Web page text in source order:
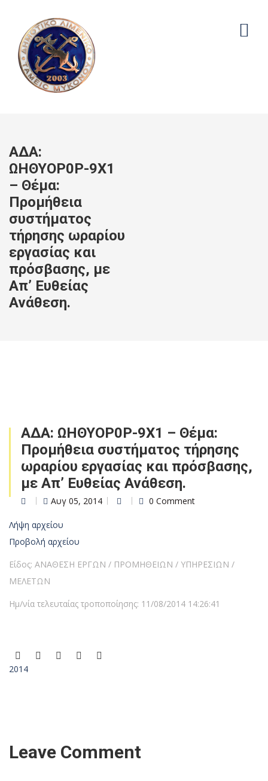
ΑΔΑ:
ΩΗΘΥΟΡ0Ρ-9Χ1
– Θέμα:
Προμήθεια
συστήματος
τήρησης ωραρίου
εργασίας και
πρόσβασης, με
Απ’ Ευθείας
Ανάθεση.
ΑΔΑ: ΩΗΘΥΟΡ0Ρ-9Χ1 – Θέμα:
Προμήθεια συστήματος τήρησης
ωραρίου εργασίας και πρόσβασης,
με Απ’ Ευθείας Ανάθεση.
Αυγ 05, 2014 0 Comment
Λήψη αρχείου
Προβολή αρχείου
Είδος: ΑΝΑΘΕΣΗ ΕΡΓΩΝ / ΠΡΟΜΗΘΕΙΩΝ / ΥΠΗΡΕΣΙΩΝ /
ΜΕΛΕΤΩΝ
Ημ/νία τελευταίας τροποποίησης: 11/08/2014 14:26:41
2014
Leave Comment